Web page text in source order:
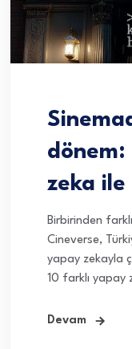
dönem:
zeka ile
Birbirinden
Cineverse,
yapay zekayla
10 farklı yapay
Devam